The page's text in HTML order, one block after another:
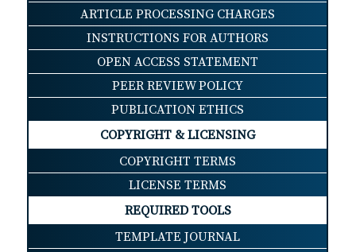
ARTICLE PROCESSING CHARGES
INSTRUCTIONS FOR AUTHORS
OPEN ACCESS STATEMENT
PEER REVIEW POLICY
PUBLICATION ETHICS
COPYRIGHT & LICENSING
COPYRIGHT TERMS
LICENSE TERMS
REQUIRED TOOLS
TEMPLATE JOURNAL